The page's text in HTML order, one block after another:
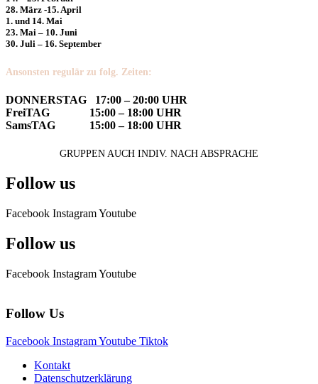
28. März -15. April
1. und 14. Mai
23. Mai – 10. Juni
30. Juli – 16. September
Ansonsten regulär zu folg. Zeiten:
DONNERSTAG 17:00 – 20:00 UHR
FreiTAG 15:00 – 18:00 UHR
SamsTAG 15:00 – 18:00 UHR
GRUPPEN AUCH INDIV. NACH ABSPRACHE
Follow us
Facebook InstagramYoutube
Follow us
Facebook InstagramYoutube
Follow Us
Facebook InstagramYoutube Tiktok
Kontakt
Datenschutzerklärung